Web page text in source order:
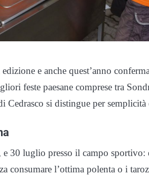
e anche quest’anno
feste paesane comprese tra
Cedrasco si distingue per semplicità
30 luglio presso il campo sportivo:
consumare l’ottima polenta o i